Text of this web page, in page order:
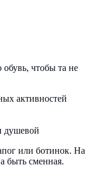
чтобы та не
активностей
душевой
или ботинок. На
быть сменная.